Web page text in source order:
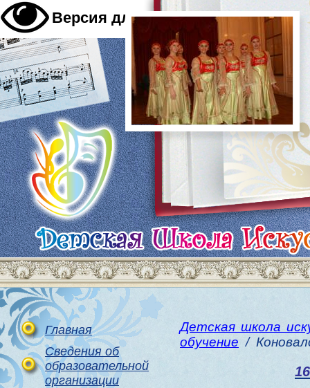
Версия для слабовидящих A A A
Главная
Сведения об
образовательной
организации
Детская школа
обучение /